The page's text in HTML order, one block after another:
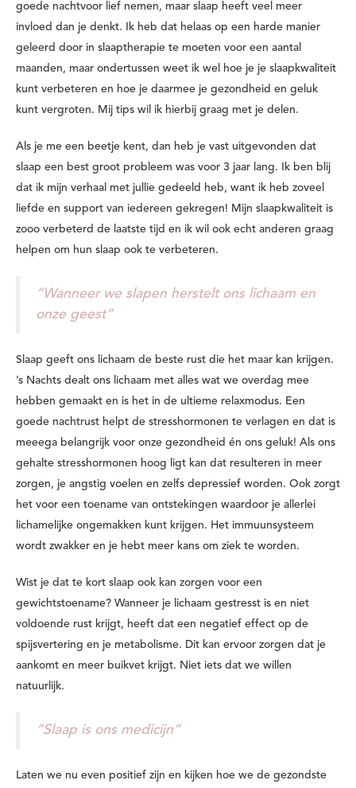
goede nachtvoor lief nemen, maar slaap heeft veel meer
invloed dan je denkt. Ik heb dat helaas op een harde manier
geleerd door in slaaptherapie te moeten voor een aantal
maanden, maar ondertussen weet ik wel hoe je je slaapkwaliteit
kunt verbeteren en hoe je daarmee je gezondheid en geluk
kunt vergroten. Mij tips wil ik hierbij graag met je delen.
Als je me een beetje kent, dan heb je vast uitgevonden dat
slaap een best groot probleem was voor 3 jaar lang. Ik ben blij
dat ik mijn verhaal met jullie gedeeld heb, want ik heb zoveel
liefde en support van iedereen gekregen! Mijn slaapkwaliteit is
zooo verbeterd de laatste tijd en ik wil ook echt anderen graag
helpen om hun slaap ook te verbeteren.
“Wanneer we slapen herstelt ons lichaam en
onze geest”
Slaap geeft ons lichaam de beste rust die het maar kan krijgen.
’s Nachts dealt ons lichaam met alles wat we overdag mee
hebben gemaakt en is het in de ultieme relaxmodus. Een
goede nachtrust helpt de stresshormonen te verlagen en dat is
meeega belangrijk voor onze gezondheid én ons geluk! Als ons
gehalte stresshormonen hoog ligt kan dat resulteren in meer
zorgen, je angstig voelen en zelfs depressief worden. Ook zorgt
het voor een toename van ontstekingen waardoor je allerlei
lichamelijke ongemakken kunt krijgen. Het immuunsysteem
wordt zwakker en je hebt meer kans om ziek te worden.
Wist je dat te kort slaap ook kan zorgen voor een
gewichtstoename? Wanneer je lichaam gestresst is en niet
voldoende rust krijgt, heeft dat een negatief effect op de
spijsvertering en je metabolisme. Dit kan ervoor zorgen dat je
aankomt en meer buikvet krijgt. Niet iets dat we willen
natuurlijk.
“Slaap is ons medicijn”
Laten we nu even positief zijn en kijken hoe we de gezondste